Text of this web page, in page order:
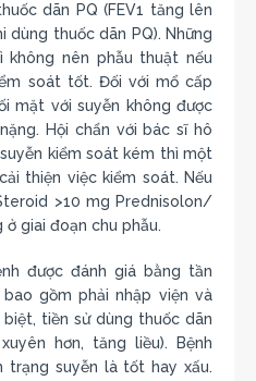
dãn PQ (FEV1 tăng lên
dùng thuốc dãn PQ). Những
không nên phẫu thuật nếu
soát tốt. Đối với mổ cấp
mặt với suyễn không được
Hội chẩn với bác sĩ hô
kiểm soát kém thì một
thiện việc kiểm soát. Nếu
>10 mg Prednisolon/
giai đoạn chu phẫu.
được đánh giá bằng tần
gồm phải nhập viện và
tiền sử dùng thuốc dãn
hơn, tăng liều). Bệnh
suyễn là tốt hay xấu.